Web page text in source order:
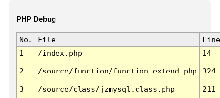
PHP Debug
No. File
Line
1
/index.php 14
2 /source/function/function_extend.php 324
3 /source/class/jzmysql.class.php
211